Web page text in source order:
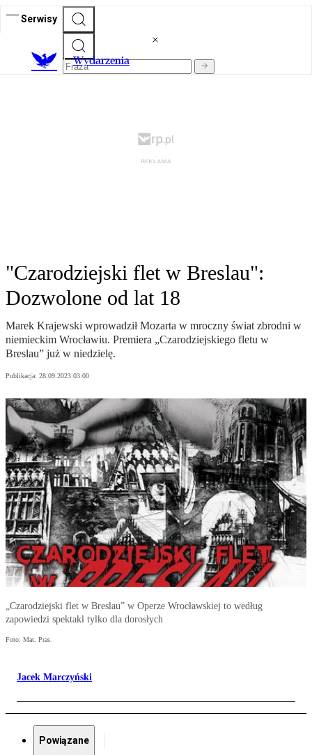
Serwisy
Wydarzenia
"Czarodziejski flet w Breslau":
Dozwolone od lat 18
Marek Krajewski wprowadził Mozarta w mroczny świat zbrodni w
niemieckim Wrocławiu. Premiera „Czarodziejskiego fletu w
Breslau” już w niedzielę.
Publikacja: 28.09.2023 03:00
„Czarodziejski flet w Breslau” w Operze Wrocławskiej to według
zapowiedzi spektakl tylko dla dorosłych
Foto: Mat. Pras.
Jacek Marczyński
Powiązane